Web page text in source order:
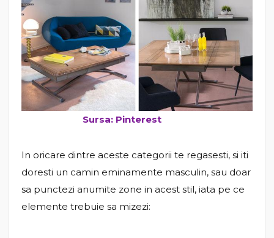
Sursa: Pinterest
In oricare dintre aceste categorii te regasesti, si iti
doresti un camin eminamente masculin, sau doar
sa punctezi anumite zone in acest stil, iata pe ce
elemente trebuie sa mizezi: